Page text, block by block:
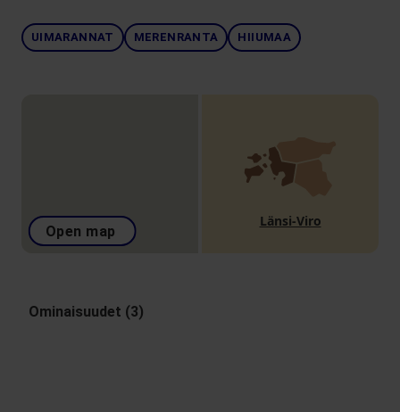
UIMARANNAT MERENRANTA HIIUMAA
Open map
Länsi-Viro
Ominaisuudet (3)